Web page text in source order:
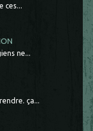
ne...
ça...